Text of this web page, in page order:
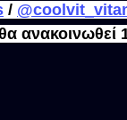
/
ανακοινωθεί